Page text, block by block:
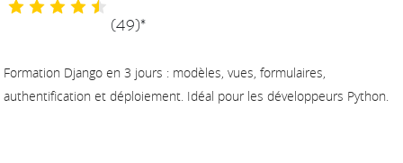
(49)*
Formation Django en 3 jours : modèles, vues, formulaires,
authentification et déploiement. Idéal pour les développeurs Python.